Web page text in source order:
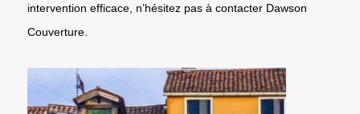
intervention efficace, n’hésitez pas à contacter Dawson
Couverture.